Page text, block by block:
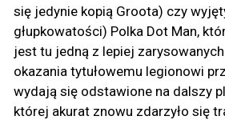
się jedynie kopią Groota) czy
głupkowatości) Polka Dot Man,
jest tu jedną z lepiej
okazania tytułowemu legionowi
wydają się odstawione na dalszy
której akurat znowu zdarzyło się